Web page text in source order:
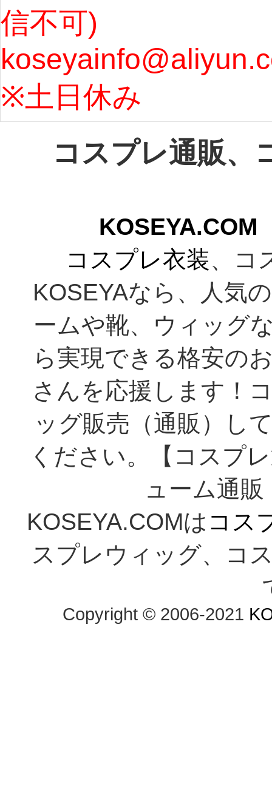
う...
信不可)
※土日休み
コスプレ通販、
コスプレ衣装、コ
KOSEYAなら、人気
ームや靴、ウィッグ
ら実現できる格安の
さんを応援します！
ッグ販売（通販）し
ください。【コスプ
ューム通
KOSEYA.COMは コス
スプレウィッグ、コ
Copyright © 2006-2021